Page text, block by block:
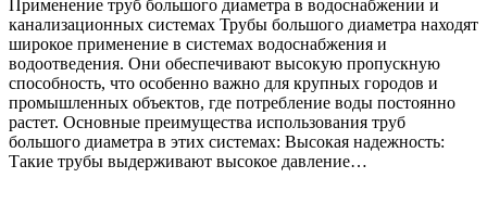
Применение труб большого диаметра в водоснабжении и
канализационных системах Трубы большого диаметра находят
широкое применение в системах водоснабжения и
водоотведения. Они обеспечивают высокую пропускную
способность, что особенно важно для крупных городов и
промышленных объектов, где потребление воды постоянно
растет. Основные преимущества использования труб
большого диаметра в этих системах: Высокая надежность:
Такие трубы выдерживают высокое давление…